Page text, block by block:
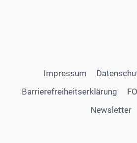
Impressum
Barrierefreiheitserklärung
Newsletter